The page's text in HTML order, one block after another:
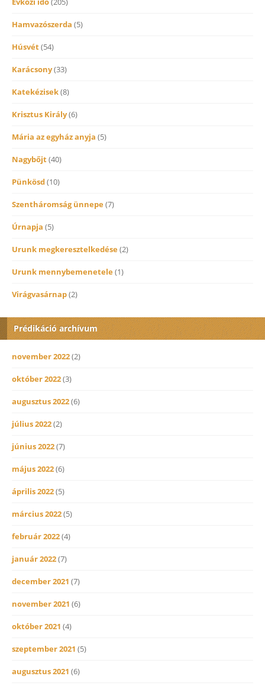
Hamvazószerda (5)
Húsvét(54)
Karácsony(33)
Katekézisek(8)
Krisztus Király(6)
Mária az egyház anyja (5)
Nagybőjt(40)
Pünkösd(10)
Szentháromság ünnepe(7)
Úrnapja (5)
Urunk megkeresztelkedése(2)
Urunk mennybemenetele(1)
Virágvasárnap(2)
Prédikáció archívum
november 2022(2)
október 2022(3)
augusztus 2022(6)
július 2022(2)
június 2022(7)
május 2022(6)
április 2022(5)
március 2022(5)
február 2022(4)
január 2022(7)
december 2021 (7)
november 2021 (6)
október 2021 (4)
szeptember 2021 (5)
augusztus 2021 (6)